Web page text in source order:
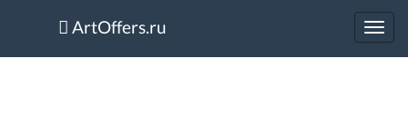
ArtOffers.ru